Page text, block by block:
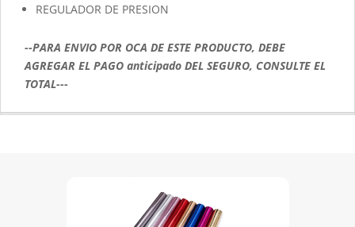
REGULADOR DE PRESION
--PARA ENVIO POR OCA DE ESTE PRODUCTO, DEBE
AGREGAR EL PAGO anticipado DEL SEGURO, CONSULTE EL
TOTAL---